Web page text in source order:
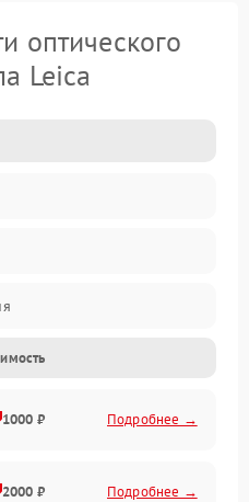
оптического
Leica
и оптики
1000 ₽ Подробнее →
2000 ₽ Подробнее →